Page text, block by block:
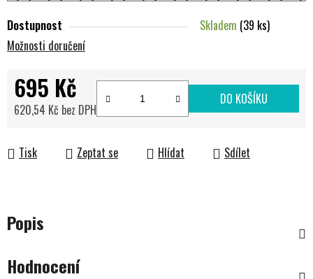
Dostupnost Skladem (39 ks)
Možnosti doručení
695 Kč
620,54 Kč bez DPH
DO KOŠÍKU
Tisk Zeptat se Hlídat Sdílet
Popis
Hodnocení